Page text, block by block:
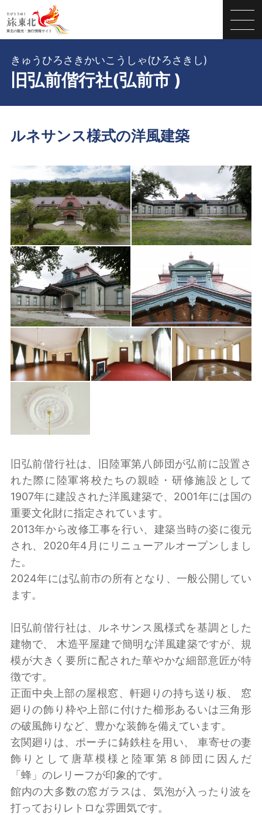
旧弘前偕行社(弘前市 )
きゅうひろさきかいこうしゃ(ひろさきし)
ルネサンス様式の洋風建築
旧弘前偕行社は、旧陸軍第八師団が弘前に設置さ
れた際に陸軍将校たちの親睦・研修施設として
1907年に建設された洋風建築で、2001年には国の
重要文化財に指定されています。
2013年から改修工事を行い、建築当時の姿に復元
され、2020年4月にリニューアルオープンしまし
た。
2024年には弘前市の所有となり、一般公開してい
ます。
旧弘前偕行社は、ルネサンス風様式を基調とした
建物で、 木造平屋建で簡明な洋風建築ですが、規
模が大きく要所に配された華やかな細部意匠が特
徴です。
正面中央上部の屋根窓、軒廻りの持ち送り板、 窓
廻りの飾り枠や上部に付けた櫛形あるいは三角形
の破風飾りなど、豊かな装飾を備えています。
玄関廻りは、ポーチに鋳鉄柱を用い、 車寄せの妻
飾りとして唐草模様と陸軍第８師団に因んだ
「蜂」のレリーフが印象的です。
館内の大多数の窓ガラスは、気泡が入ったり波を
打っておりレトロな雰囲気です。